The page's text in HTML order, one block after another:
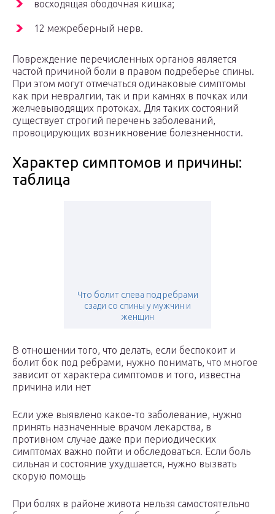
восходящая ободочная кишка;
12 межреберный нерв.
Повреждение перечисленных органов является
частой причиной боли в правом подреберье спины.
При этом могут отмечаться одинаковые симптомы
как при невралгии, так и при камнях в почках или
желчевыводящих протоках. Для таких состояний
существует строгий перечень заболеваний,
провоцирующих возникновение болезненности.
Характер симптомов и причины:
таблица
Что болит слева под ребрами
сзади со спины у мужчин и
женщин
В отношении того, что делать, если беспокоит и
болит бок под ребрами, нужно понимать, что многое
зависит от характера симптомов и того, известна
причина или нет
Если уже выявлено какое-то заболевание, нужно
принять назначенные врачом лекарства, в
противном случае даже при периодических
симптомах важно пойти и обследоваться. Если боль
сильная и состояние ухудшается, нужно вызвать
скорую помощь
При болях в районе живота нельзя самостоятельно